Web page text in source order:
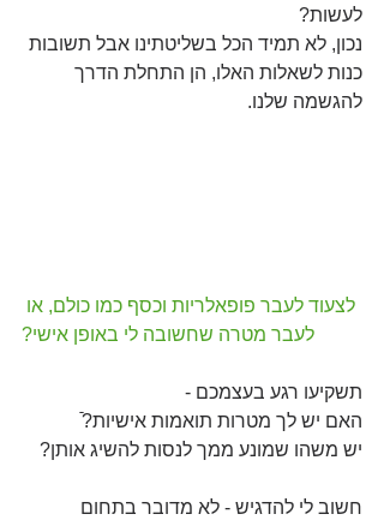
לעשות?
נכון, לא תמיד הכל בשליטתינו אבל תשובות
כנות לשאלות האלו, הן התחלת הדרך
להגשמה שלנו.
לצעוד לעבר פופאלריות וכסף כמו כולם, או
לעבר מטרה שחשובה לי באופן אישי?
תשקיעו רגע בעצמכם -
האם יש לך מטרות תואמות אישיות?ֿֿֿֿ
יש משהו שמונע ממך לנסות להשיג אותן?
חשוב לי להדגיש - לא מדובר בתחום